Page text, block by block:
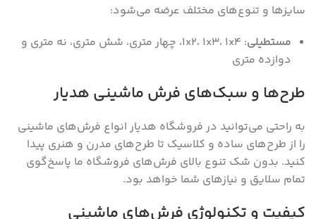
سایز‌ها و تنوع‌های مختلف عرضه می‌شود:
مستطیلی
: ۱x۲‌، ۱x۳‌، ۱x۴‌، چهار متری‌، شش متری‌، نه متری و
دوازده متری
طرح‌ها و سبک‌های فرش ماشینی هدیار
به راحتی می‌توانید در فروشگاه هدیار انواع فرش‌های ماشینی
را از طرح‌های ساده و کلاسیک تا طرح‌های مدرن و هنری پیدا
کنید. بدون شک تنوع بالای فرش‌های فروشگاه ما پاسخ‌گوی
تمام سلایق و نیاز‌های شما خواهد بود.
کیفیت و تکنولوژی فرش‌های ماشینی